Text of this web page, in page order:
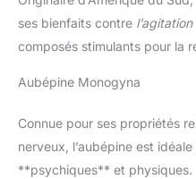
ses bienfaits contre
composés stimulants pour la
Aubépine Monogyna
Connue pour ses propriétés
nerveux, l’aubépine est
**psychiques** et physiques.